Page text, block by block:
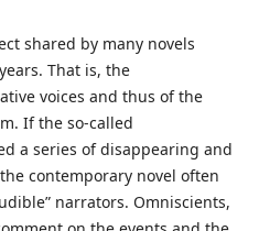
shared by many novels
That is, the
voices and thus of the
If the so-called
a series of disappearing and
contemporary novel often
narrators. Omniscients,